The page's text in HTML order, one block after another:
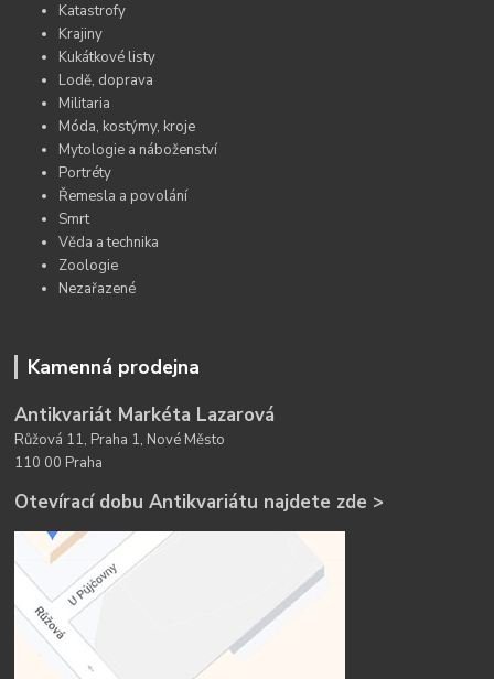
Katastrofy
Krajiny
Kukátkové listy
Lodě, doprava
Militaria
Móda, kostýmy, kroje
Mytologie a náboženství
Portréty
Řemesla a povolání
Smrt
Věda a technika
Zoologie
Nezařazené
Kamenná prodejna
Antikvariát Markéta Lazarová
Růžová 11, Praha 1, Nové Město
110 00 Praha
Otevírací dobu Antikvariátu najdete zde >